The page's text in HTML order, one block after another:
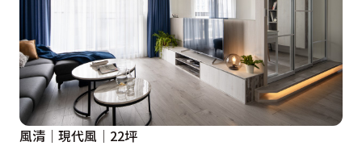
風清│現代風│22坪